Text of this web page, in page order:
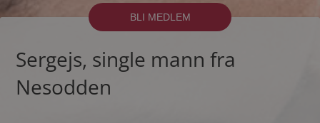
BLI MEDLEM
Sergejs, single mann fra
Nesodden